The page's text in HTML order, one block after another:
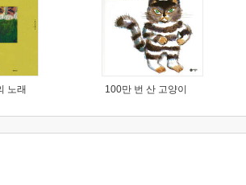
노래 100만 번 산 고양이